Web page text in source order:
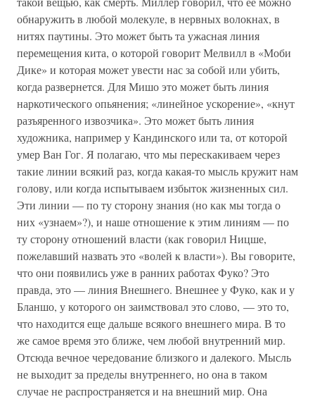
обнаружить в любой молекуле, в нервных волокнах, в
нитях паутины. Это может быть та ужасная линия
перемещения кита, о которой говорит Мелвилл в «Моби
Дике» и которая может увести нас за собой или убить,
когда развернется. Для Мишо это может быть линия
наркотического опьянения; «линейное ускорение», «кнут
разъяренного извозчика». Это может быть линия
художника, например у Кандинского или та, от которой
умер Ван Гог. Я полагаю, что мы перескакиваем через
такие линии всякий раз, когда какая-то мысль кружит нам
голову, или когда испытываем избыток жизненных сил.
Эти линии — по ту сторону знания (но как мы тогда о
них «узнаем»?), и наше отношение к этим линиям — по
ту сторону отношений власти (как говорил Ницше,
пожелавший назвать это «волей к власти»). Вы говорите,
что они появились уже в ранних работах Фуко? Это
правда, это — линия Внешнего. Внешнее у Фуко, как и у
Бланшо, у которого он заимствовал это слово, — это то,
что находится еще дальше всякого внешнего мира. В то
же самое время это ближе, чем любой внутренний мир.
Отсюда вечное чередование близкого и далекого. Мысль
не выходит за пределы внутреннего, но она в таком
случае не распространяется и на внешний мир. Она